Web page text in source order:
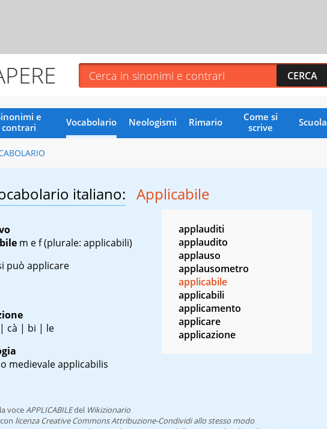
e
contrari
Vocabolario Neologismi Rimario
Come si
scrive
Scuola
italiano: Applicabile
m ef(plurale: applicabili)
può applicare
cà | bi | le
medievaleapplicabilis
applauditi
applaudito
applauso
applausometro
applicabile
applicabili
applicamento
applicare
applicazione
voce APPLICABILEdel Wikizionario
licenza Creative Commons Attribuzione-Condividi allo stesso modo